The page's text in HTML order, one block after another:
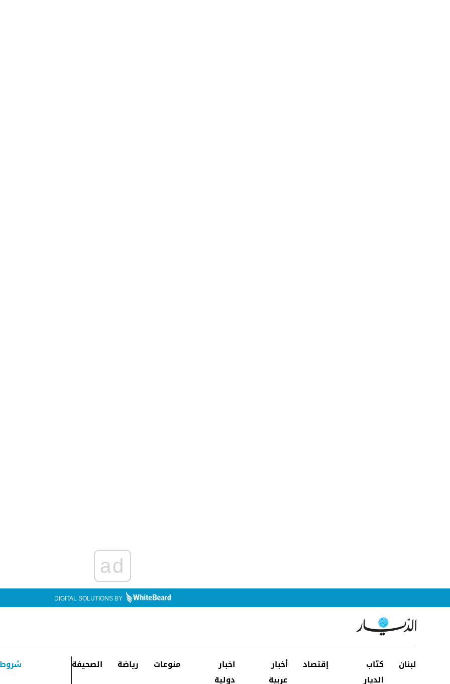
ad
DIGITAL SOLUTIONS BY
لبنان
كتّاب
الديار
إقتصاد
أخبار
عربية
اخبار
دولية
منوعات رياضة الصحيفة شروط